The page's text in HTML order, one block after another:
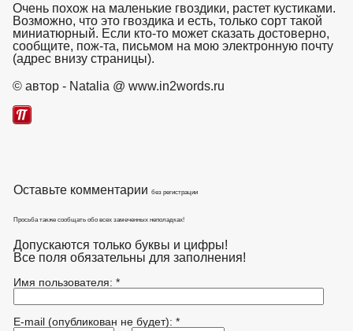
Очень похож на маленькие гвоздики, растет кустиками.
Возможно, что это гвоздика и есть, только сорт такой
миниатюрный. Если кто-то может сказать достоверно,
сообщите, пож-та, письмом на мою электронную почту
(адрес внизу страницы).
© автор - Natalia @ www.in2words.ru
Оставьте комментарии без регистрации
Просьба также сообщать обо всех замеченных неполадках!
Допускаются только буквы и цифры!
Все поля обязательны для заполнения!
Имя пользователя: *
E-mail (опубликован не будет): *